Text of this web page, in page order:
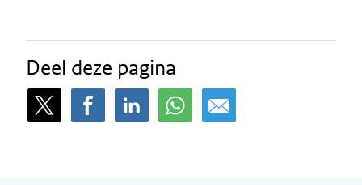
Deel deze pagina